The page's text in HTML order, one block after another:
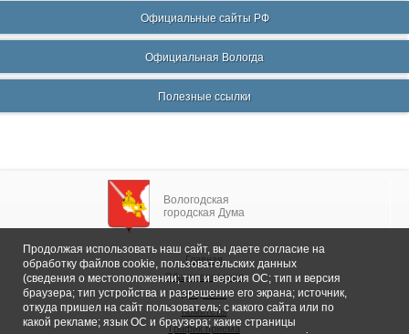
Официальные сайты РФ
Официальная Вологда
Полезные ссылки
Вологодская
городская Дума
Главная
Общие сведения
Депутаты
Комитеты
График приема
Продолжая использовать наш сайт, вы даете согласие на
обработку файлов cookie, пользовательских данных
(сведения о местоположении; тип и версия ОС; тип и версия
браузера; тип устройства и разрешение его экрана; источник,
откуда пришел на сайт пользователь; с какого сайта или по
какой рекламе; язык ОС и браузера; какие страницы